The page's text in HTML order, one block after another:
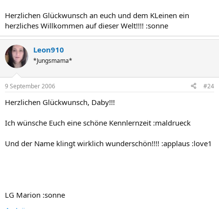
Herzlichen Glückwunsch an euch und dem KLeinen ein
herzliches Willkommen auf dieser Welt!!!! :sonne
Leon910
*Jungsmama*
9 September 2006 #24
Herzlichen Glückwunsch, Daby!!!
Ich wünsche Euch eine schöne Kennlernzeit :maldrueck
Und der Name klingt wirklich wunderschön!!!! :applaus :love1
LG Marion :sonne